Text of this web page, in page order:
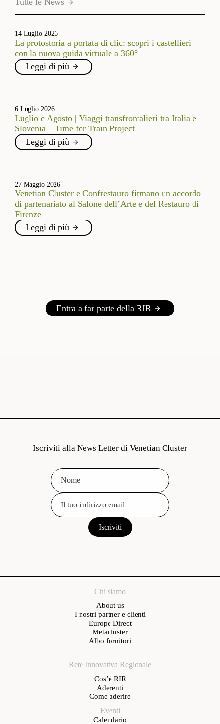
Tutte le News
14 Luglio 2026
La protostoria a portata di clic: scopri i castellieri
con la nuova guida virtuale a 360°
Leggi di più
6 Luglio 2026
Luglio e Agosto | Viaggi transfrontalieri tra Italia e
Slovenia – Time for Train Project
Leggi di più
27 Maggio 2026
Venetian Cluster e Confrestauro firmano un accordo
di partenariato al Salone dell’Arte e del Restauro di
Firenze
Leggi di più
Entra a far parte della RIR
Iscriviti alla News Letter di Venetian Cluster
Chi siamo
About us
I nostri partner e clienti
Europe Direct
Metacluster
Albo fornitori
Rete Innovativa Regionale
Cos’è RIR
Aderenti
Come aderire
Eventi
Calendario